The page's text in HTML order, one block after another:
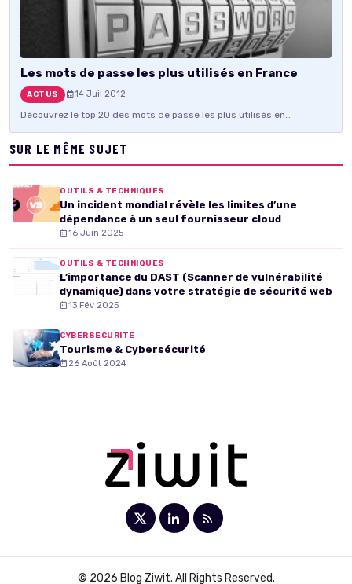
Les mots de passe les plus utilisés en France
ACTUS 14 Juil 2012
Découvrez le top 20 des mots de passe les plus utilisés en…
SUR LE MÊME SUJET
OUTILS & TECHNIQUES
Un incident mondial révèle les limites d’une
dépendance à un seul fournisseur cloud
16 Juin 2025
OUTILS & TECHNIQUES
L’importance du DAST (Scanner de vulnérabilité
dynamique) dans votre stratégie de sécurité web
13 Fév 2025
CYBERSÉCURITÉ
Tourisme & Cybersécurité
26 Août 2024
© 2026 Blog Ziwit. All Rights Reserved.